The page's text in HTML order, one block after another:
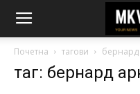
Почетна тагови
таг: бернард